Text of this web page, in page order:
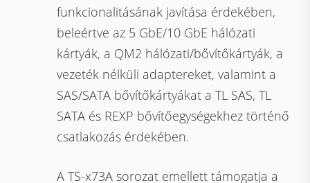
funkcionalitásának javítása érdekében,
beleértve az 5 GbE/10 GbE hálózati
kártyák, a QM2 hálózati/bővítőkártyák, a
vezeték nélküli adaptereket, valamint a
SAS/SATA bővítőkártyákat a TL SAS, TL
SATA és REXP bővítőegységekhez történő
csatlakozás érdekében.
A TS-x73A sorozat emellett támogatja a